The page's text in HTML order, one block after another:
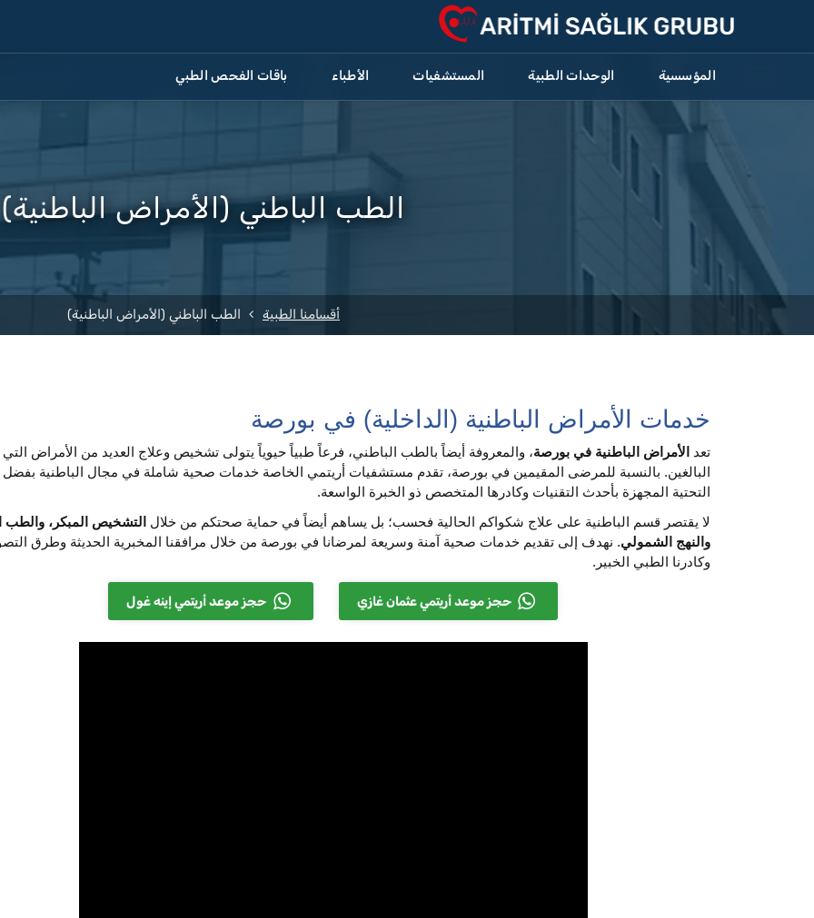
المؤسسية الوحدات الطبية المستشفيات الأطباء باقات الفحص الطبي
الطب الباطني (الأمراض الباطنية)
أقسامنا الطبية الطب الباطني (الأمراض الباطنية)
خدمات الأمراض الباطنية (الداخلية) في بورصة
تعد الأمراض الباطنية في بورصة، والمعروفة أيضاً بالطب الباطني، فرعاً طبياً حيوياً يتولى تشخيص وعلاج العديد من الأمراض
البالغين. بالنسبة للمرضى المقيمين في بورصة، تقدم مستشفيات أريتمي الخاصة خدمات صحية شاملة في مجال الباطنية بفضل
التحتية المجهزة بأحدث التقنيات وكادرها المتخصص ذو الخبرة الواسعة.
لا يقتصر قسم الباطنية على علاج شكواكم الحالية فحسب؛ بل يساهم أيضاً في حماية صحتكم من خلال
التشخيص المبكر، والطب
والنهج الشمولي. نهدف إلى تقديم خدمات صحية آمنة وسريعة لمرضانا في بورصة من خلال مرافقنا المخبرية الحديثة وطرق
وكادرنا الطبي الخبير.
حجز موعد أريتمي عثمان غازي حجز موعد أريتمي إينه غول